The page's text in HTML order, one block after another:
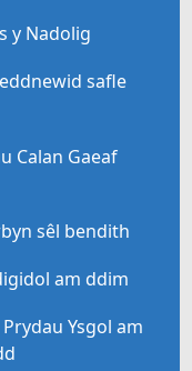
y Nadolig
safle
Calan Gaeaf
sêl bendith
am ddim
Ysgol am